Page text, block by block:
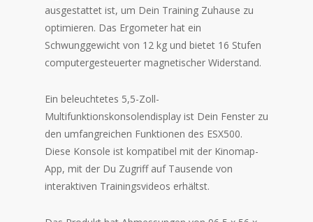
ausgestattet ist, um Dein Training Zuhause zu
optimieren. Das Ergometer hat ein
Schwunggewicht von 12 kg und bietet 16 Stufen
computergesteuerter magnetischer Widerstand.
Ein beleuchtetes 5,5-Zoll-
Multifunktionskonsolendisplay ist Dein Fenster zu
den umfangreichen Funktionen des ESX500.
Diese Konsole ist kompatibel mit der Kinomap-
App, mit der Du Zugriff auf Tausende von
interaktiven Trainingsvideos erhältst.